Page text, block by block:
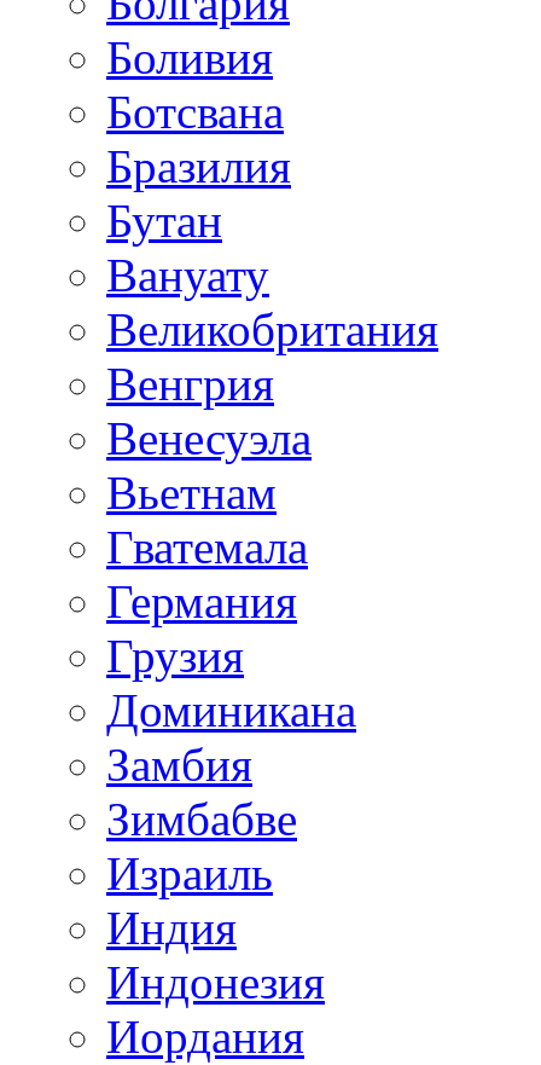
Боливия
Ботсвана
Бразилия
Бутан
Вануату
Великобритания
Венгрия
Венесуэла
Вьетнам
Гватемала
Германия
Грузия
Доминикана
Замбия
Зимбабве
Израиль
Индия
Индонезия
Иордания